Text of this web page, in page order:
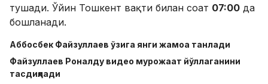
тушади. Ўйин Тошкент вақти билан соат 07:00 да
бошланади.
Аббосбек Файзуллаев ўзига янги жамоа танлади
Файзуллаев Роналду видео мурожаат йўллаганини
тасдиқлади